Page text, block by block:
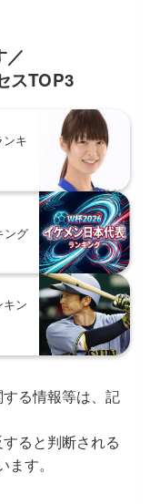
／
スTOP3
キ
ング
ン
る情報等は、記
ると判断される
す。